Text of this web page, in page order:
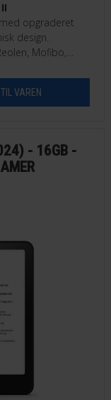
opgraderet
design.
Mofibo,
- 16GB -